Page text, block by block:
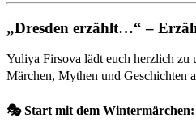
„Dresden erzählt…“ –
Yuliya Firsova lädt euch herzlich zu
Märchen, Mythen und Geschichten
🎭 Start mit dem